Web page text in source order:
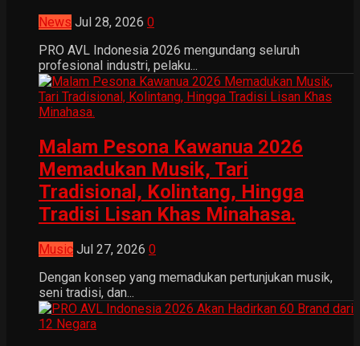
News Jul 28, 2026 0
PRO AVL Indonesia 2026 mengundang seluruh
profesional industri, pelaku...
Malam Pesona Kawanua 2026
Memadukan Musik, Tari
Tradisional, Kolintang, Hingga
Tradisi Lisan Khas Minahasa.
Music Jul 27, 2026 0
Dengan konsep yang memadukan pertunjukan musik,
seni tradisi, dan...